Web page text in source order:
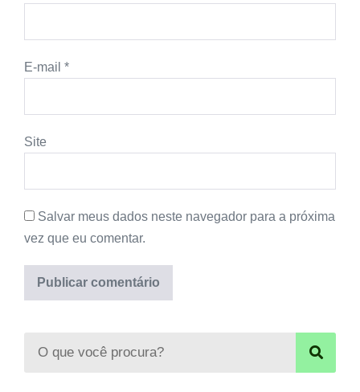
E-mail *
Site
Salvar meus dados neste navegador para a próxima
vez que eu comentar.